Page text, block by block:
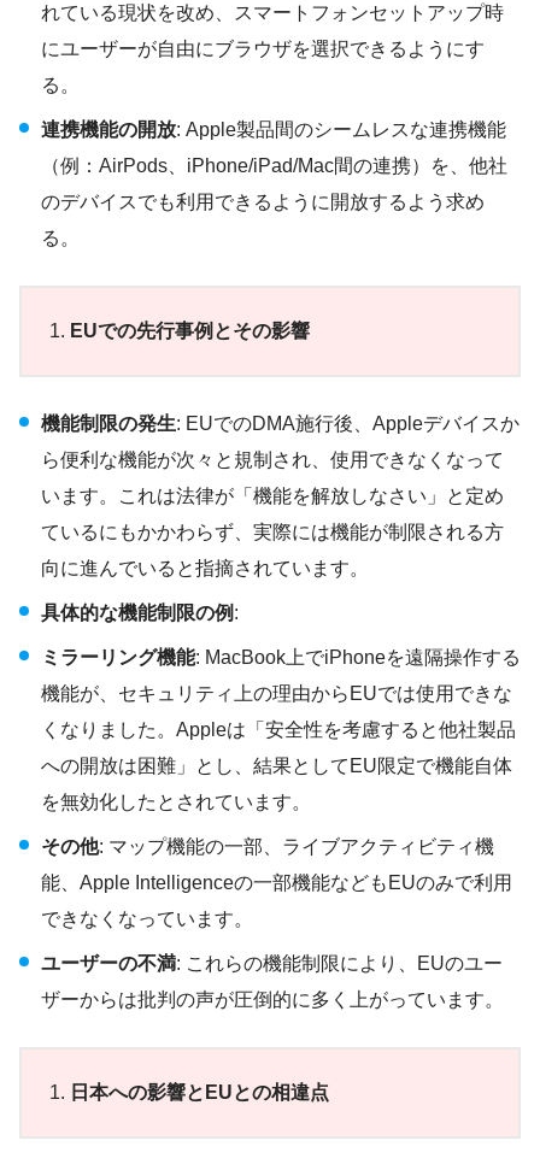
れている現状を改め、スマートフォンセットアップ時
にユーザーが自由にブラウザを選択できるようにす
る。
連携機能の開放: Apple製品間のシームレスな連携機能
（例：AirPods、iPhone/iPad/Mac間の連携）を、他社
のデバイスでも利用できるように開放するよう求め
る。
EUでの先行事例とその影響
機能制限の発生: EUでのDMA施行後、Appleデバイスか
ら便利な機能が次々と規制され、使用できなくなって
います。これは法律が「機能を解放しなさい」と定め
ているにもかかわらず、実際には機能が制限される方
向に進んでいると指摘されています。
具体的な機能制限の例 :
ミラーリング機能: MacBook上でiPhoneを遠隔操作する
機能が、セキュリティ上の理由からEUでは使用できな
くなりました。Appleは「安全性を考慮すると他社製品
への開放は困難」とし、結果としてEU限定で機能自体
を無効化したとされています。
その他: マップ機能の一部、ライブアクティビティ機
能、Apple Intelligenceの一部機能などもEUのみで利用
できなくなっています。
ユーザーの不満: これらの機能制限により、EUのユー
ザーからは批判の声が圧倒的に多く上がっています。
日本への影響とEUとの相違点